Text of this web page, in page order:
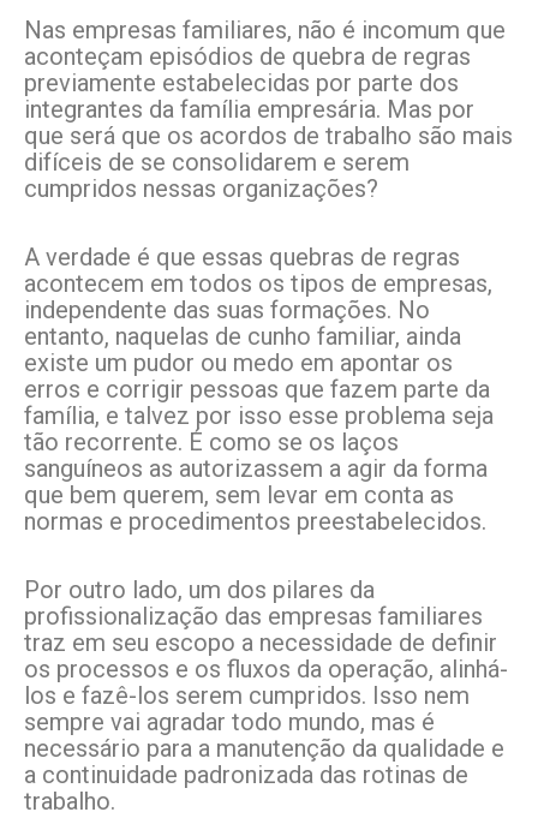
Nas empresas familiares, não é incomum que
aconteçam episódios de quebra de regras
previamente estabelecidas por parte dos
integrantes da família empresária. Mas por
que será que os acordos de trabalho são mais
difíceis de se consolidarem e serem
cumpridos nessas organizações?
A verdade é que essas quebras de regras
acontecem em todos os tipos de empresas,
independente das suas formações. No
entanto, naquelas de cunho familiar, ainda
existe um pudor ou medo em apontar os
erros e corrigir pessoas que fazem parte da
família, e talvez por isso esse problema seja
tão recorrente. É como se os laços
sanguíneos as autorizassem a agir da forma
que bem querem, sem levar em conta as
normas e procedimentos preestabelecidos.
Por outro lado, um dos pilares da
profissionalização das empresas familiares
traz em seu escopo a necessidade de definir
os processos e os fluxos da operação, alinhá-
los e fazê-los serem cumpridos. Isso nem
sempre vai agradar todo mundo, mas é
necessário para a manutenção da qualidade e
a continuidade padronizada das rotinas de
trabalho.